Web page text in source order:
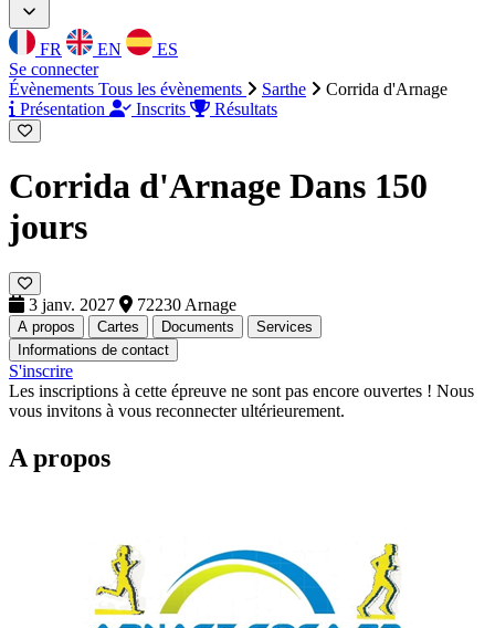
FR EN
ES
Se connecter
Évènements Tous les évènements Sarthe
Corrida d'Arnage
Présentation
Inscrits Résultats
Corrida d'Arnage Dans 150
jours
3 janv. 2027 72230 Arnage
A propos Cartes Documents
Services
Informations de contact
S'inscrire
Les inscriptions à cette épreuve ne sont pas encore ouvertes ! Nous
vous invitons à vous reconnecter ultérieurement.
A propos